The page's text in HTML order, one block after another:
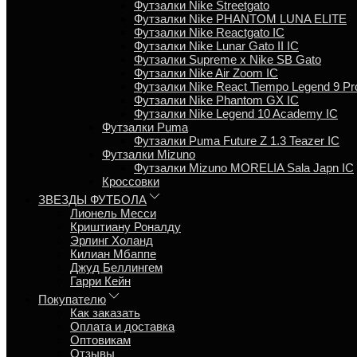
Футзалки Nike Streetgato
Футзалки Nike PHANTOM LUNA ELITE
Футзалки Nike Reactgato IC
Футзалки Nike Lunar Gato II IC
Футзалки Supreme x Nike SB Gato
Футзалки Nike Air Zoom IC
Футзалки Nike React Tiempo Legend 9
Футзалки Nike Phantom GX IC
Футзалки Nike Legend 10 Academy IC
Футзалки Puma
Футзалки Puma Future Z 1.3 Teazer IC
Футзалки Mizuno
Футзалки Mizuno MORELIA Sala Japn IC
Кроссовки
ЗВЕЗДЫ ФУТБОЛА
Лионель Месси
Криштиану Роналду
Эрлинг Холанд
Килиан Мбаппе
Джуд Беллингем
Гарри Кейн
Покупателю
Как заказать
Оплата и доставка
Оптовикам
Отзывы